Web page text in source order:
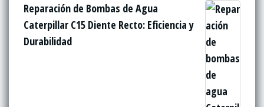
Reparación de Bombas de Agua
Caterpillar C15 Diente Recto: Eficiencia y
Durabilidad